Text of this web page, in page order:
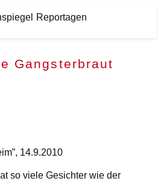
Gangsterbraut
14.9.2010
so viele Gesichter wie der